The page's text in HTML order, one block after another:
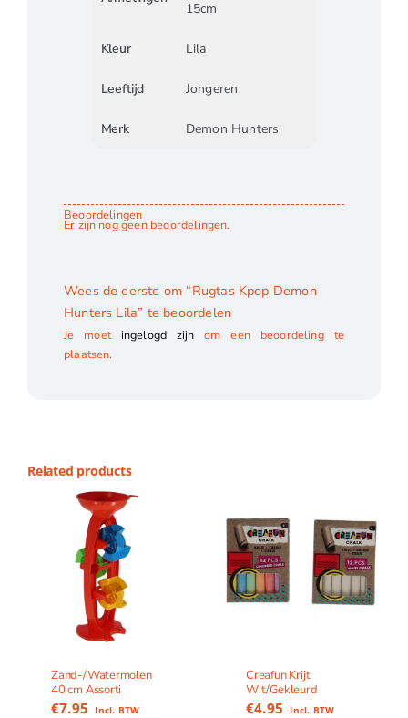
15cm
Kleur Lila
Leeftijd Jongeren
Merk Demon Hunters
Beoordelingen
Er zijn nog geen beoordelingen.
Wees de eerste om “Rugtas Kpop Demon
Hunters Lila” te beoordelen
Je moet ingelogd zijn om een beoordeling te
plaatsen.
Related products
Zand-/Watermolen
40 cm Assorti
€7.95 Incl. BTW
Creafun Krijt
Wit/Gekleurd
€4.95 Incl. BTW